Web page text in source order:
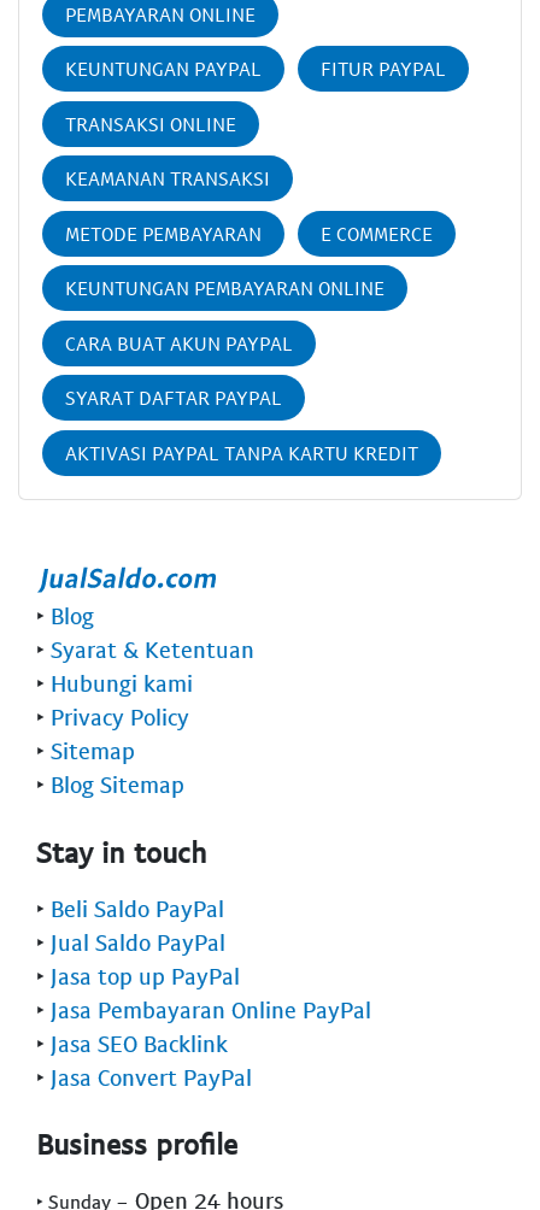
PEMBAYARAN ONLINE
KEUNTUNGAN PAYPAL FITUR PAYPAL
TRANSAKSI ONLINE
KEAMANAN TRANSAKSI
METODE PEMBAYARAN E COMMERCE
KEUNTUNGAN PEMBAYARAN ONLINE
CARA BUAT AKUN PAYPAL
SYARAT DAFTAR PAYPAL
AKTIVASI PAYPAL TANPA KARTU KREDIT
‣ Blog
‣ Syarat & Ketentuan
‣ Hubungi kami
‣ Privacy Policy
‣ Sitemap
‣ Blog Sitemap
Stay in touch
‣ Beli Saldo PayPal
‣ Jual Saldo PayPal
‣ Jasa top up PayPal
‣ Jasa Pembayaran Online PayPal
‣ Jasa SEO Backlink
‣ Jasa Convert PayPal
Business profile
‣ Sunday - Open 24 hours